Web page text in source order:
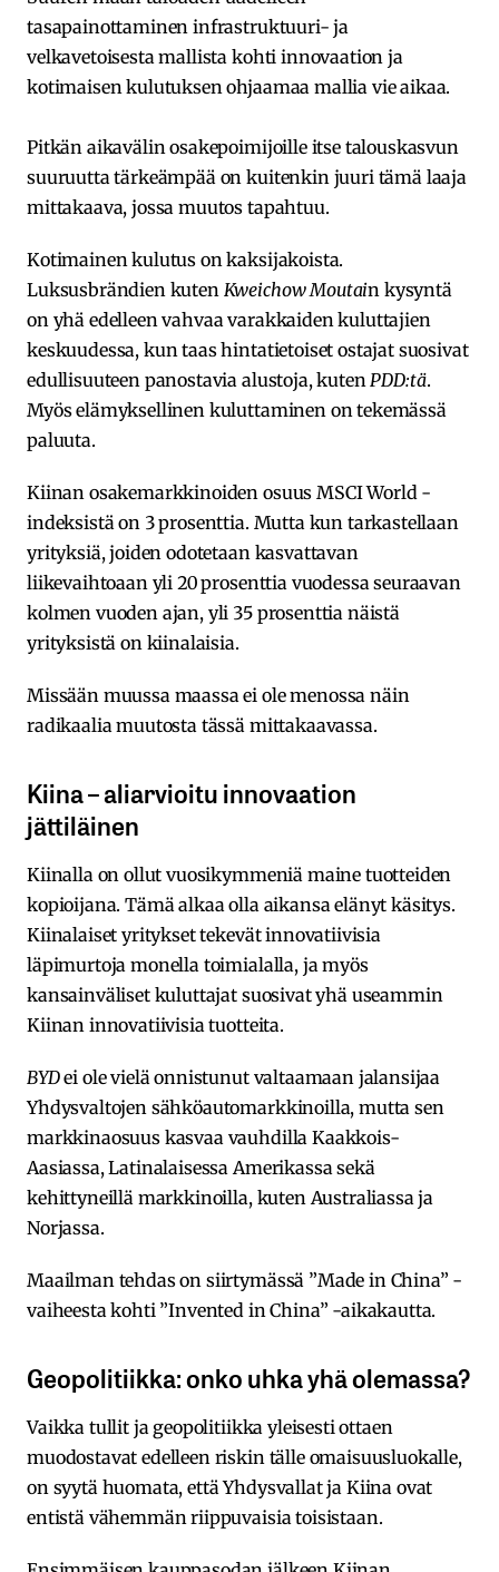
tasapainottaminen infrastruktuuri- ja
velkavetoisesta mallista kohti innovaation ja
kotimaisen kulutuksen ohjaamaa mallia vie aikaa.
Pitkän aikavälin osakepoimijoille itse talouskasvun
suuruutta tärkeämpää on kuitenkin juuri tämä laaja
mittakaava, jossa muutos tapahtuu.
Kotimainen kulutus on kaksijakoista.
Luksusbrändien kuten Kweichow Moutain kysyntä
on yhä edelleen vahvaa varakkaiden kuluttajien
keskuudessa, kun taas hintatietoiset ostajat suosivat
edullisuuteen panostavia alustoja, kutenPDD:tä.
Myös elämyksellinen kuluttaminen on tekemässä
paluuta.
Kiinan osakemarkkinoiden osuus MSCI World -
indeksistä on 3 prosenttia. Mutta kun tarkastellaan
yrityksiä, joiden odotetaan kasvattavan
liikevaihtoaan yli 20 prosenttia vuodessa seuraavan
kolmen vuoden ajan, yli 35 prosenttia näistä
yrityksistä on kiinalaisia.
Missään muussa maassa ei ole menossa näin
radikaalia muutosta tässä mittakaavassa.
Kiina – aliarvioitu innovaation
jättiläinen
Kiinalla on ollut vuosikymmeniä maine tuotteiden
kopioijana. Tämä alkaa olla aikansa elänyt käsitys.
Kiinalaiset yritykset tekevät innovatiivisia
läpimurtoja monella toimialalla, ja myös
kansainväliset kuluttajat suosivat yhä useammin
Kiinan innovatiivisia tuotteita.
BYDei ole vielä onnistunut valtaamaan jalansijaa
Yhdysvaltojen sähköautomarkkinoilla, mutta sen
markkinaosuus kasvaa vauhdilla Kaakkois-
Aasiassa, Latinalaisessa Amerikassa sekä
kehittyneillä markkinoilla, kuten Australiassa ja
Norjassa.
Maailman tehdas on siirtymässä ”Made in China” -
vaiheesta kohti ”Invented in China” -aikakautta.
Geopolitiikka: onko uhka yhä olemassa?
Vaikka tullit ja geopolitiikka yleisesti ottaen
muodostavat edelleen riskin tälle omaisuusluokalle,
on syytä huomata, että Yhdysvallat ja Kiina ovat
entistä vähemmän riippuvaisia toisistaan.